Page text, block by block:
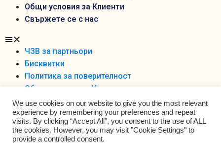
Общи условия за Клиенти
Свържете се с нас
ЧЗВ за партньори
Бисквитки
Политика за поверителност
Общи условия за Клиенти
Свържете се с нас
We use cookies on our website to give you the most relevant
experience by remembering your preferences and repeat
visits. By clicking “Accept All”, you consent to the use of ALL
the cookies. However, you may visit "Cookie Settings" to
provide a controlled consent.